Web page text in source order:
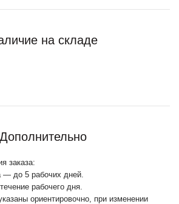
на складе
Дополнительно
заказа:
— до 5 рабочих дней.
рабочего дня.
ориентировочно, при изменении